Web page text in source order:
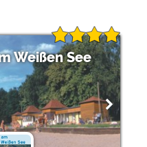
Weißen See